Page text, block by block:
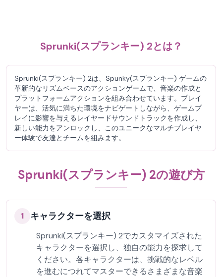
Sprunki(スプランキー) 2とは？
Sprunki(スプランキー) 2は、Spunky(スプランキー) ゲームの
革新的なリズムベースのアクションゲームで、音楽の作成と
プラットフォームアクションを組み合わせています。プレイ
ヤーは、活気に満ちた環境をナビゲートしながら、ゲームプ
レイに影響を与えるレイヤードサウンドトラックを作成し、
新しい能力をアンロックし、このユニークなマルチプレイヤ
ー体験で友達とチームを組みます。
Sprunki(スプランキー) 2の遊び方
1 キャラクターを選択
Sprunki(スプランキー) 2でカスタマイズされた
キャラクターを選択し、独自の能力を探求して
ください。各キャラクターは、挑戦的なレベル
を進むにつれてマスターできるさまざまな音楽